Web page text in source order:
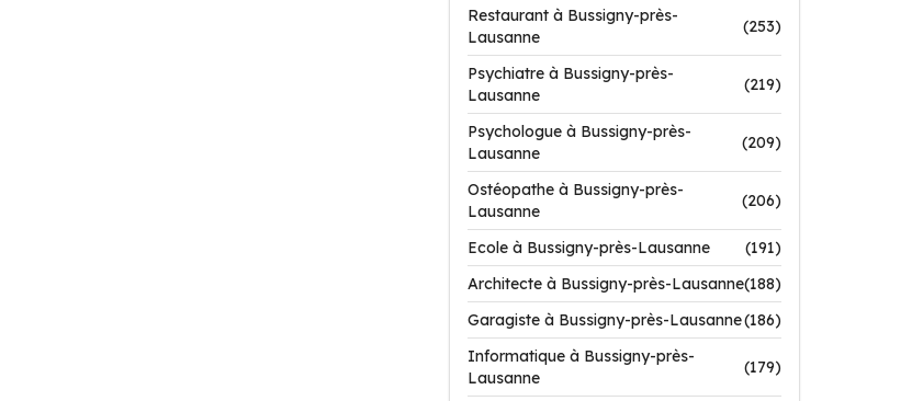
Restaurant à Bussigny-près-
Lausanne
(253)
Psychiatre à Bussigny-près-
Lausanne
(219)
Psychologue à Bussigny-près-
Lausanne
(209)
Ostéopathe à Bussigny-près-
Lausanne
(206)
Ecole à Bussigny-près-Lausanne
(191)
Architecte à Bussigny-près-Lausanne(188)
Garagiste à Bussigny-près-Lausanne(186)
Informatique à Bussigny-près-
Lausanne
(179)